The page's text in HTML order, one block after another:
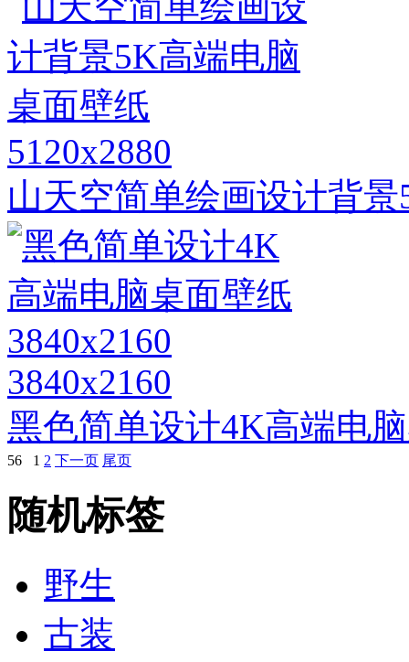
5120x2880
山天空简单绘画设计背
3840x2160
黑色简单设计4K高端电
56 1 2 下一页 尾页
随机标签
野生
古装